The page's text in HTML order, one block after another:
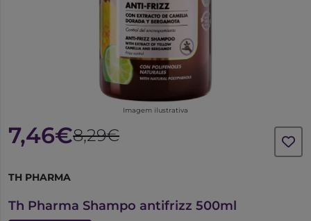
Imagem ilustrativa
7,46€8,29€
TH PHARMA
Th Pharma Shampo antifrizz 500ml